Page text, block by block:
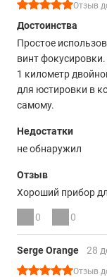
Отзыв
Достоинства
Простое
винт
1 километр
для юстировки в
самому.
Недостатки
не обнаружил
Отзыв
Хороший прибор
0 0
Serge Orange 28
Отзыв